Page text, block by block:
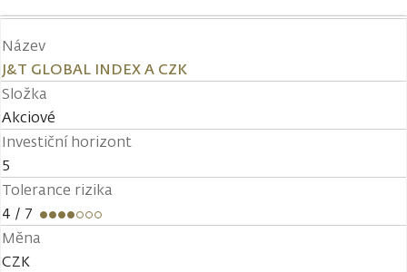
Název
J&T GLOBAL INDEX A CZK
Složka
Akciové
Investiční horizont
5
Tolerance rizika
4 / 7
Měna
CZK